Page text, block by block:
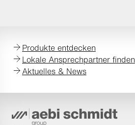
Produkte entdecken
Lokale Ansprechpartner finden
Aktuelles & News